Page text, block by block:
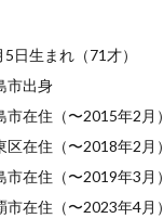
日生まれ（71才）
市出身
市在住（〜2015年2月）
区在住（〜2018年2月）
市在住（〜2019年3月）
市在住（〜2023年4月）